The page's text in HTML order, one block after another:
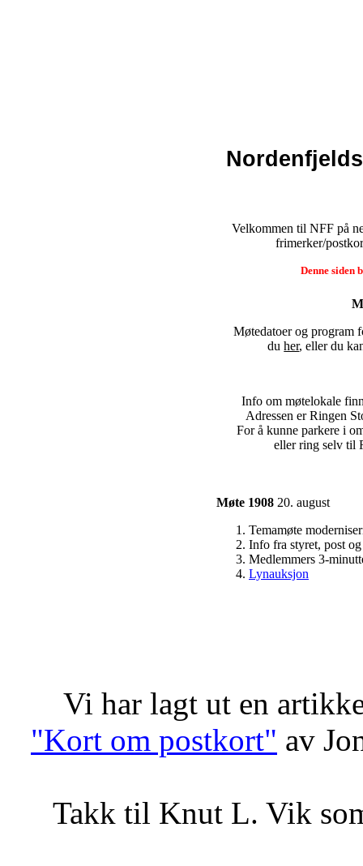
Velkommen til NFF på
frimerker/
Denne siden
Møtedatoer og program
du her, eller du
Info om møtelokale
Adressen er Ringen
For å kunne parkere i
eller ring selv til
Møte 1908 20. august
Temamøte
Info fra styret, post
Medlemmers 3-
Lynauksjon
Vi har lagt ut en
"Kort om postkort" av
Takk til Knut L. Vik